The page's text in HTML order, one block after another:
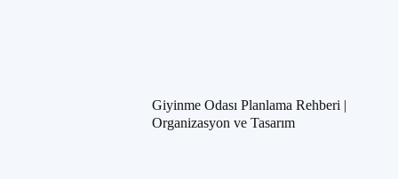
Giyinme Odası Planlama Rehberi |
Organizasyon ve Tasarım